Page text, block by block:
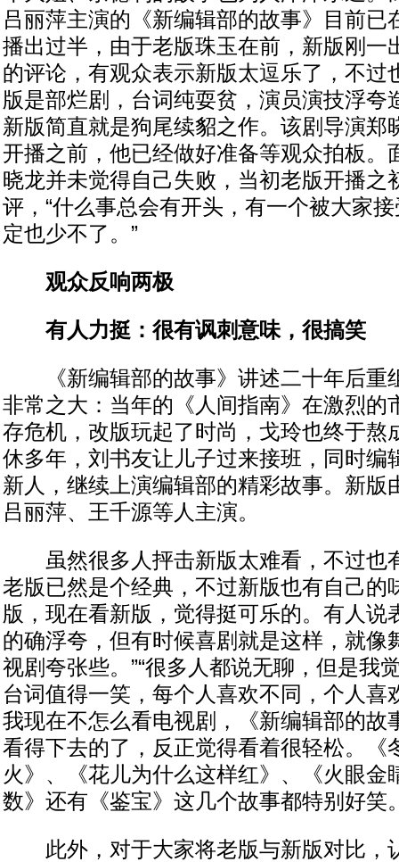
吕丽萍主演的《新编辑部的故事》目前已
播出过半，由于老版珠玉在前，新版刚一
的评论，有观众表示新版太逗乐了，不过
版是部烂剧，台词纯耍贫，演员演技浮夸
新版简直就是狗尾续貂之作。该剧导演郑
开播之前，他已经做好准备等观众拍板。
晓龙并未觉得自己失败，当初老版开播之
评，“什么事总会有开头，有一个被大家
定也少不了。”
观众反响两极
有人力挺：很有讽刺意味，很搞笑
《新编辑部的故事》讲述二十年后重
非常之大：当年的《人间指南》在激烈的
存危机，改版玩起了时尚，戈玲也终于熬
休多年，刘书友让儿子过来接班，同时编
新人，继续上演编辑部的精彩故事。新版
吕丽萍、王千源等人主演。
虽然很多人抨击新版太难看，不过也
老版已然是个经典，不过新版也有自己的
版，现在看新版，觉得挺可乐的。有人说
的确浮夸，但有时候喜剧就是这样，就像
视剧夸张些。”“很多人都说无聊，但是我
台词值得一笑，每个人喜欢不同，个人喜
我现在不怎么看电视剧，《新编辑部的故
看得下去的了，反正觉得看着很轻松。《
火》、《花儿为什么这样红》、《火眼金
数》还有《鉴宝》这几个故事都特别好笑
此外，对于大家将老版与新版对比，